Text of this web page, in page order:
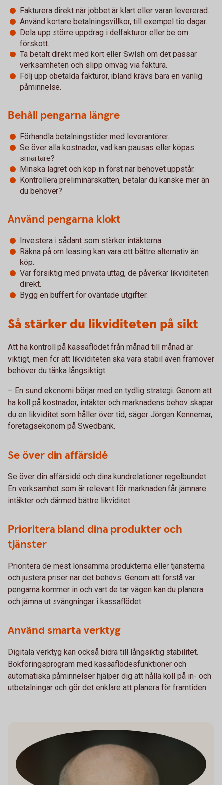
Fakturera direkt när jobbet är klart eller varan levererad.
Använd kortare betalningsvillkor, till exempel tio dagar.
Dela upp större uppdrag i delfakturor eller be om
förskott.
Ta betalt direkt med kort eller Swish om det passar
verksamheten och slipp omväg via faktura.
Följ upp obetalda fakturor, ibland krävs bara en vänlig
påminnelse.
Behåll pengarna längre
Förhandla betalningstider med leverantörer.
Se över alla kostnader, vad kan pausas eller köpas
smartare?
Minska lagret och köp in först när behovet uppstår.
Kontrollera preliminärskatten, betalar du kanske mer än
du behöver?
Använd pengarna klokt
Investera i sådant som stärker intäkterna.
Räkna på om leasing kan vara ett bättre alternativ än
köp.
Var försiktig med privata uttag, de påverkar likviditeten
direkt.
Bygg en buffert för oväntade utgifter.
Så stärker du likviditeten på sikt
Att ha kontroll på kassaflödet från månad till månad är
viktigt, men för att likviditeten ska vara stabil även framöver
behöver du tänka långsiktigt.
– En sund ekonomi börjar med en tydlig strategi. Genom att
ha koll på kostnader, intäkter och marknadens behov skapar
du en likviditet som håller över tid, säger Jörgen Kennemar,
företagsekonom på Swedbank.
Se över din affärsidé
Se över din affärsidé och dina kundrelationer regelbundet.
En verksamhet som är relevant för marknaden får jämnare
intäkter och därmed bättre likviditet.
Prioritera bland dina produkter och
tjänster
Prioritera de mest lönsamma produkterna eller tjänsterna
och justera priser när det behövs. Genom att förstå var
pengarna kommer in och vart de tar vägen kan du planera
och jämna ut svängningar i kassaflödet.
Använd smarta verktyg
Digitala verktyg kan också bidra till långsiktig stabilitet.
Bokföringsprogram med kassaflödesfunktioner och
automatiska påminnelser hjälper dig att hålla koll på in- och
utbetalningar och gör det enklare att planera för framtiden.